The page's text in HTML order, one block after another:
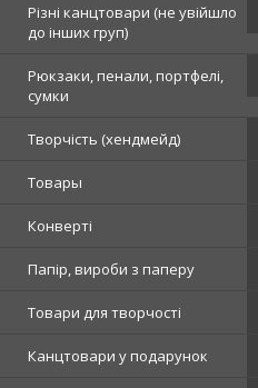
Різні канцтовари (не увійшло
до інших груп)
Рюкзаки, пенали, портфелі,
сумки
Творчість (хендмейд)
Товары
Конверті
Папір, вироби з паперу
Товари для творчості
Канцтовари у подарунок